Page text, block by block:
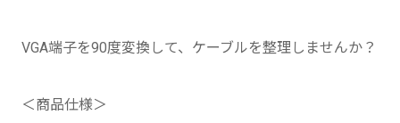
VGA端子を90度変換して、ケーブルを整理しませんか？
＜商品仕様＞